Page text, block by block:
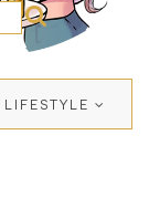
LIFESTYLE